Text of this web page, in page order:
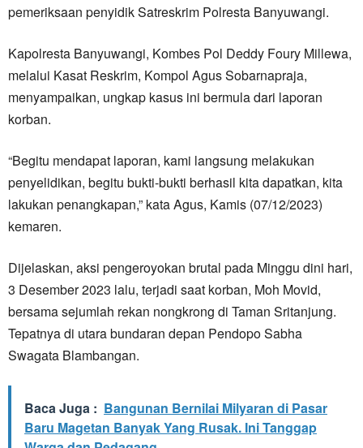
pemeriksaan penyidik Satreskrim Polresta Banyuwangi.
Kapolresta Banyuwangi, Kombes Pol Deddy Foury Millewa,
melalui Kasat Reskrim, Kompol Agus Sobarnapraja,
menyampaikan, ungkap kasus ini bermula dari laporan
korban.
“Begitu mendapat laporan, kami langsung melakukan
penyelidikan, begitu bukti-bukti berhasil kita dapatkan, kita
lakukan penangkapan,” kata Agus, Kamis (07/12/2023)
kemaren.
Dijelaskan, aksi pengeroyokan brutal pada Minggu dini hari,
3 Desember 2023 lalu, terjadi saat korban, Moh Movid,
bersama sejumlah rekan nongkrong di Taman Sritanjung.
Tepatnya di utara bundaran depan Pendopo Sabha
Swagata Blambangan.
Baca Juga : Bangunan Bernilai Milyaran di Pasar
Baru Magetan Banyak Yang Rusak. Ini Tanggap